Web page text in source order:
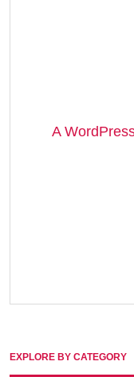
A
EXPLORE BY CATEGORY